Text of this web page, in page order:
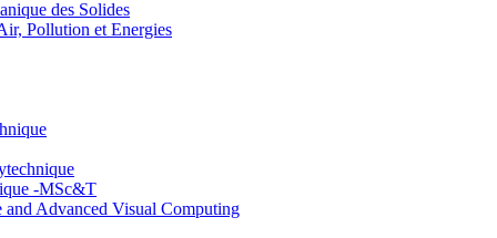
des Solides
Pollution et Energies
-MSc&T
Advanced Visual Computing